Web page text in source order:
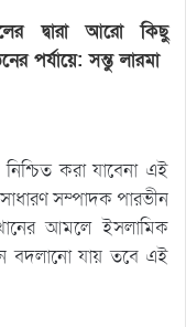
দ্বারা আরো কিছু
পর্যায়ে: সন্তু লারমা
করা যাবেনা এই
সাধারণ সম্পাদক পারভীন
আমলে ইসলামিক
বদলানো যায় তবে এই